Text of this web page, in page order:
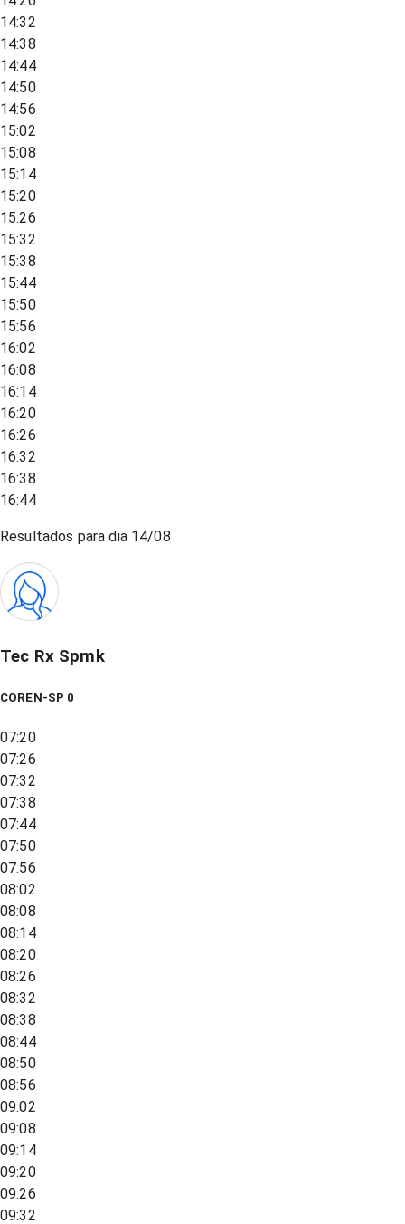
14:32
14:38
14:44
14:50
14:56
15:02
15:08
15:14
15:20
15:26
15:32
15:38
15:44
15:50
15:56
16:02
16:08
16:14
16:20
16:26
16:32
16:38
16:44
Resultados para dia 14/08
Tec Rx Spmk
COREN-SP 0
07:20
07:26
07:32
07:38
07:44
07:50
07:56
08:02
08:08
08:14
08:20
08:26
08:32
08:38
08:44
08:50
08:56
09:02
09:08
09:14
09:20
09:26
09:32